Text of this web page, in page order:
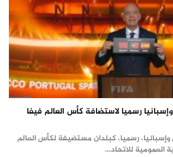
رسميا لاستضافة كأس العالم فيفا
وإسبانيا، رسميا، كبلدان مستضيفة لكأس العالم